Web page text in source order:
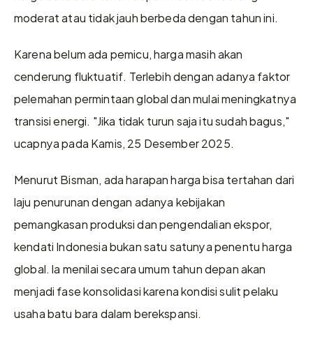
moderat atau tidak jauh berbeda dengan tahun ini.
Karena belum ada pemicu, harga masih akan
cenderung fluktuatif. Terlebih dengan adanya faktor
pelemahan permintaan global dan mulai meningkatnya
transisi energi. "Jika tidak turun saja itu sudah bagus,"
ucapnya pada Kamis, 25 Desember 2025.
Menurut Bisman, ada harapan harga bisa tertahan dari
laju penurunan dengan adanya kebijakan
pemangkasan produksi dan pengendalian ekspor,
kendati Indonesia bukan satu satunya penentu harga
global. la menilai secara umum tahun depan akan
menjadi fase konsolidasi karena kondisi sulit pelaku
usaha batu bara dalam berekspansi.